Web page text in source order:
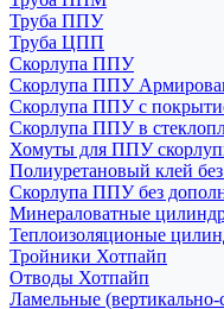
Труба ППУ
Труба ЦПП
Скорлупа ППУ
Скорлупа ППУ
Скорлупа ППУ с
Скорлупа ППУ в
Хомуты для ППУ
Полиуретановый клей
Скорлупа ППУ без
Минераловатные
Теплоизоляционые
Тройники Хотпайп
Отводы Хотпайп
Ламельные